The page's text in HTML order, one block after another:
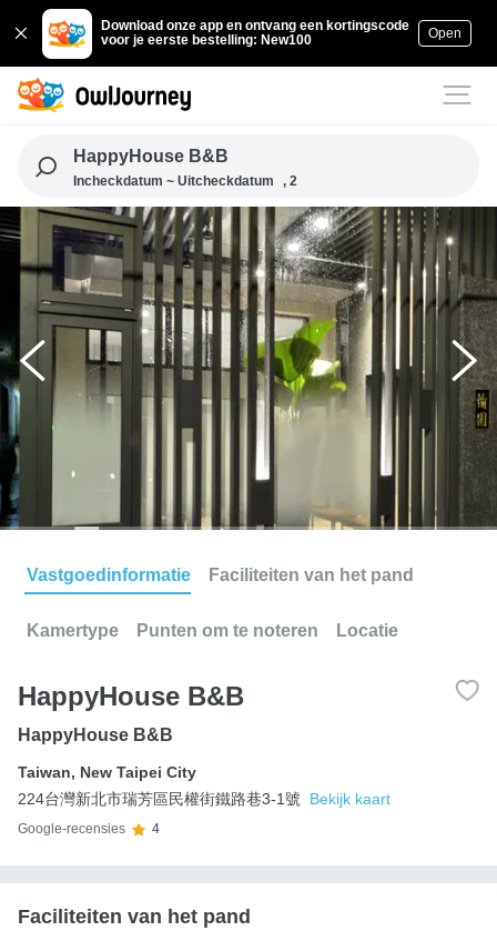
Download onze app en ontvang een kortingscode
voor je eerste bestelling: New100
Open
HappyHouse B&B
Incheckdatum ~ Uitcheckdatum , 2
Vastgoedinformatie Faciliteiten van het pand
Kamertype Punten om te noteren Locatie
HappyHouse B&B
HappyHouse B&B
Taiwan, New Taipei City
224台灣新北市瑞芳區民權街鐵路巷3-1號
Bekijk kaart
Google-recensies 4
Faciliteiten van het pand